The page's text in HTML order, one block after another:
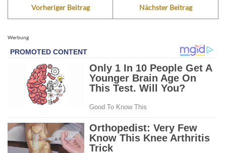
Vorheriger Beitrag Nächster Beitrag
Werbung